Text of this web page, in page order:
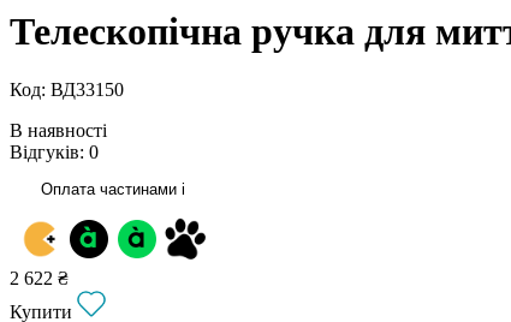
Телескопічна ручка для
Код: ВД33150
В наявності
Відгуків: 0
Оплата частинами i
2 622 ₴
Купити